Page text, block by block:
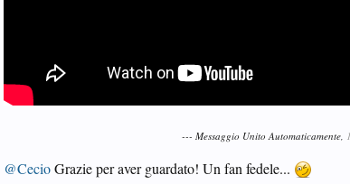
--- Messaggio Unito Automaticamente,
@CecioGrazie per aver guardato! Un fan fedele...